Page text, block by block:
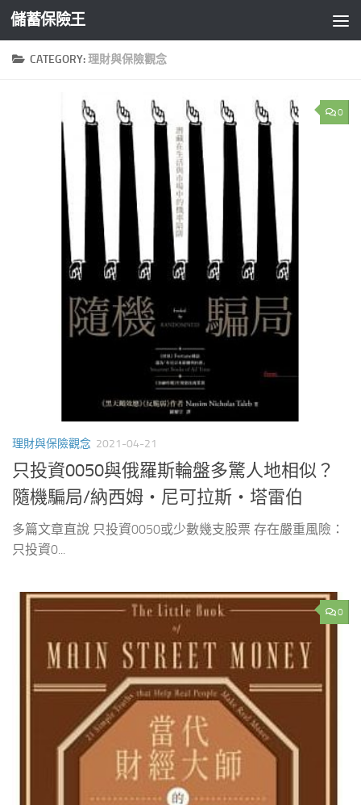
Skip to content
儲蓄保險王
CATEGORY:理財與保險觀念
0
理財與保險觀念 2021-04-21
只投資0050與俄羅斯輪盤多驚人地相似？
隨機騙局/納西姆‧尼可拉斯‧塔雷伯
多篇文章直說 只投資0050或少數幾支股票 存在嚴重風險：
只投資0...
0